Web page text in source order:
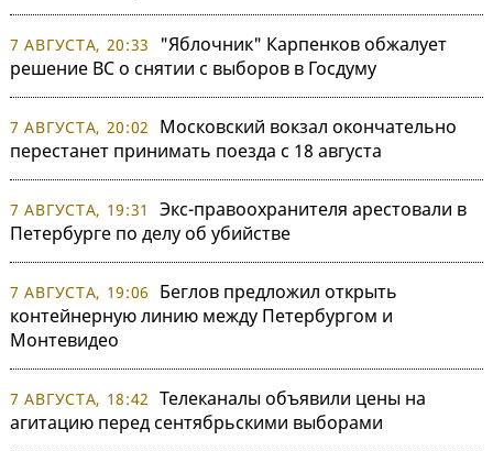
7 АВГУСТА, 20:33
"Яблочник" Карпенков обжалует
решение ВС о снятии с выборов в Госдуму
7 АВГУСТА, 20:02
Московский вокзал окончательно
перестанет принимать поезда с 18 августа
7 АВГУСТА, 19:31
Экс-правоохранителя арестовали в
Петербурге по делу об убийстве
7 АВГУСТА, 19:06
Беглов предложил открыть
контейнерную линию между Петербургом и
Монтевидео
7 АВГУСТА, 18:42 Телеканалы объявили цены на
агитацию перед сентябрьскими выборами